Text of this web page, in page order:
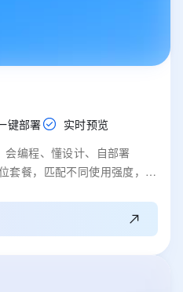
键部署
实时预览
编程、懂设计、自部署
套餐，匹配不同使用强度，全